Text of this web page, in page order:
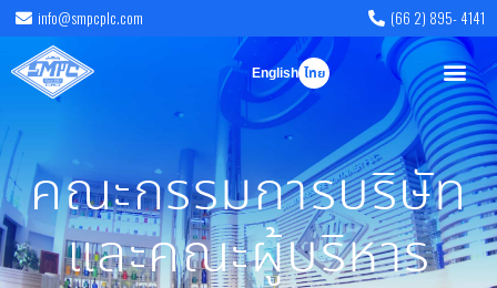
info@smpcplc.com (66 2) 895- 4141
English ไทย
คณะกรรมการบริษัท
และคณะผู้บริหาร